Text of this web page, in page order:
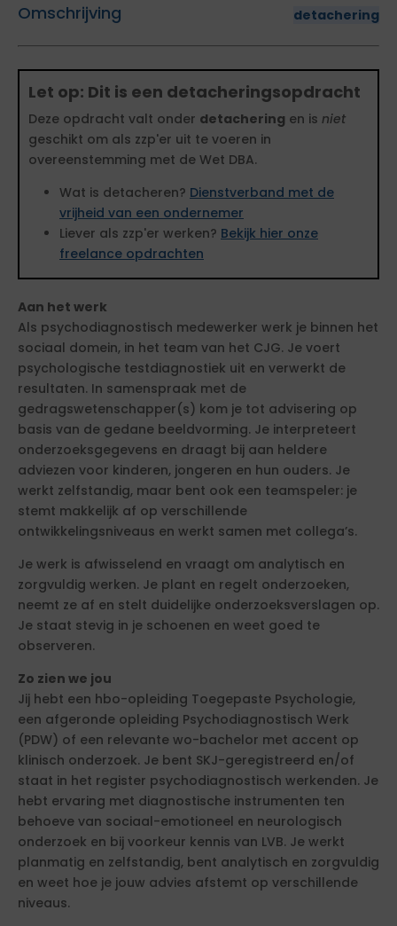
Omschrijving detachering
Let op: Dit is een detacheringsopdracht
Deze opdracht valt onder detachering en is niet
geschikt om als zzp'er uit te voeren in
overeenstemming met de Wet DBA.
Wat is detacheren? Dienstverband met de
vrijheid van een ondernemer
Liever als zzp'er werken? Bekijk hier onze
freelance opdrachten
Aan het werk
Als psychodiagnostisch medewerker werk je binnen het
sociaal domein, in het team van het CJG. Je voert
psychologische testdiagnostiek uit en verwerkt de
resultaten. In samenspraak met de
gedragswetenschapper(s) kom je tot advisering op
basis van de gedane beeldvorming. Je interpreteert
onderzoeksgegevens en draagt bij aan heldere
adviezen voor kinderen, jongeren en hun ouders. Je
werkt zelfstandig, maar bent ook een teamspeler: je
stemt makkelijk af op verschillende
ontwikkelingsniveaus en werkt samen met collega’s.
Je werk is afwisselend en vraagt om analytisch en
zorgvuldig werken. Je plant en regelt onderzoeken,
neemt ze af en stelt duidelijke onderzoeksverslagen op.
Je staat stevig in je schoenen en weet goed te
observeren.
Zo zien we jou
Jij hebt een hbo-opleiding Toegepaste Psychologie,
een afgeronde opleiding Psychodiagnostisch Werk
(PDW) of een relevante wo-bachelor met accent op
klinisch onderzoek. Je bent SKJ-geregistreerd en/of
staat in het register psychodiagnostisch werkenden. Je
hebt ervaring met diagnostische instrumenten ten
behoeve van sociaal-emotioneel en neurologisch
onderzoek en bij voorkeur kennis van LVB. Je werkt
planmatig en zelfstandig, bent analytisch en zorgvuldig
en weet hoe je jouw advies afstemt op verschillende
niveaus.